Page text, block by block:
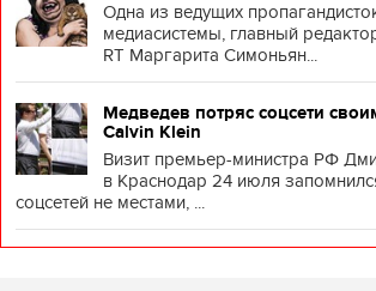
Одна из ведущих
медиасистемы, главный
RT Маргарита Симоньян...
Медведев потряс соцсети
Calvin Klein
Визит премьер-министра РФ
в Краснодар 24 июля
соцсетей не местами, ...